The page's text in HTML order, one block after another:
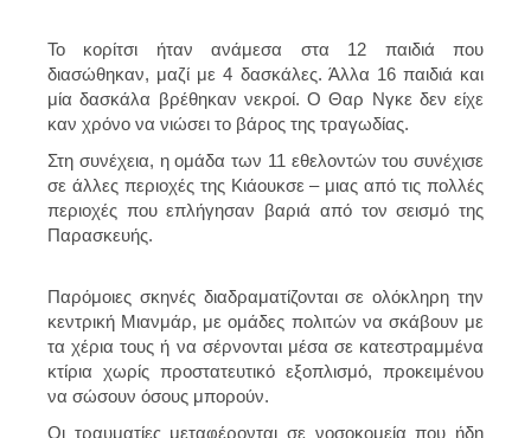
Το κορίτσι ήταν ανάμεσα στα 12 παιδιά που
διασώθηκαν, μαζί με 4 δασκάλες. Άλλα 16 παιδιά και
μία δασκάλα βρέθηκαν νεκροί. Ο Θαρ Νγκε δεν είχε
καν χρόνο να νιώσει το βάρος της τραγωδίας.
Στη συνέχεια, η ομάδα των 11 εθελοντών του συνέχισε
σε άλλες περιοχές της Κιάουκσε – μιας από τις πολλές
περιοχές που επλήγησαν βαριά από τον σεισμό της
Παρασκευής.
Παρόμοιες σκηνές διαδραματίζονται σε ολόκληρη την
κεντρική Μιανμάρ, με ομάδες πολιτών να σκάβουν με
τα χέρια τους ή να σέρνονται μέσα σε κατεστραμμένα
κτίρια χωρίς προστατευτικό εξοπλισμό, προκειμένου
να σώσουν όσους μπορούν.
Οι τραυματίες μεταφέρονται σε νοσοκομεία που ήδη